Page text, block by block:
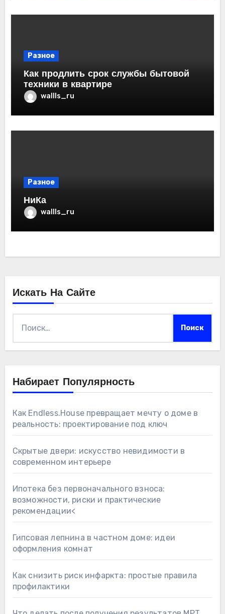
Разное
Как продлить срок службы бытовой
техники в квартире
wallls_ru
Разное
НиКа
wallls_ru
Искать На Сайте
Набирает Популярность
Как Endless.House превращает мечту о доме в
реальность: проектирование под ключ
Скрытые двери: искусство невидимости в
современном интерьере
Ипотека без первоначального взноса:
возможности, риски и практические
рекомендации<
Гипсовая лепнина в частном доме: идеи
оформления комнат
Как снизить риск инфаркта: простые правила
профилактики